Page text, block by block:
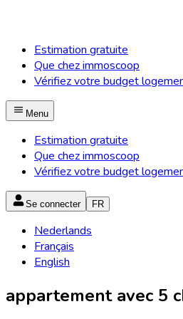
Estimation gratuite
Que chez immoscoop
Vérifiez votre budget
Menu
Estimation gratuite
Que chez immoscoop
Vérifiez votre budget
Se connecter FR
Nederlands
Français
English
appartement avec 5